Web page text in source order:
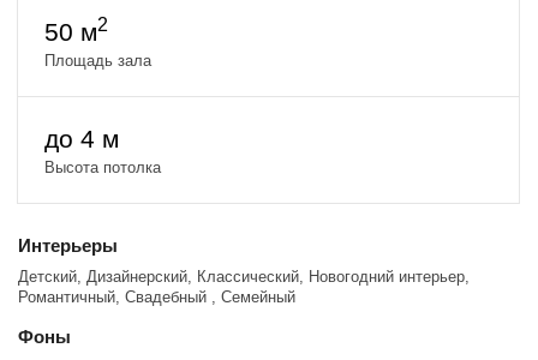
Einstein E640 (2,5Ws-640Ws, постоянная температура на всём
диапазоне мощности, режим генератора с скоростью импульса до
от времени суток и погоды. Вы сами выбираете тип освещения
просто поворачивая диммеры!
!! В ЗАЛЕ НЕТ ОКНА !!
50 м2
Площадь зала
до 4 м
Высота потолка
Интерьеры
Детский, Дизайнерский, Классический, Новогодний интерьер,
Романтичный, Свадебный , Семейный
Фоны